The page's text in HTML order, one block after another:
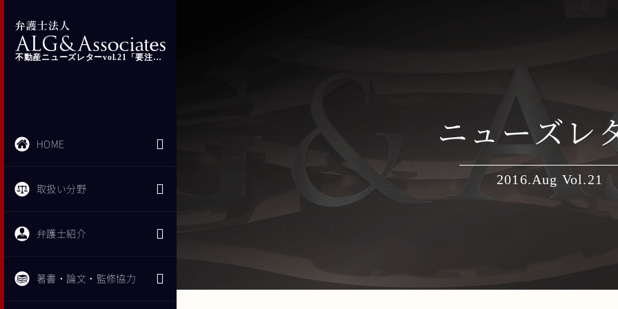
不動産ニューズレターvol.21「要注意！定期建物賃貸借契約の落とし穴」
HOME
取扱い分野
弁護士紹介
著書・論文・監修協力
ニューズレ
2016.Aug Vol.21